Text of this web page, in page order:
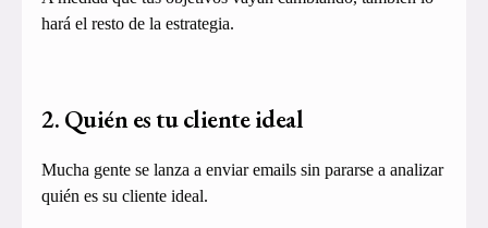
hará el resto de la estrategia.
2. Quién es tu cliente ideal
Mucha gente se lanza a enviar emails sin pararse a analizar
quién es su cliente ideal.